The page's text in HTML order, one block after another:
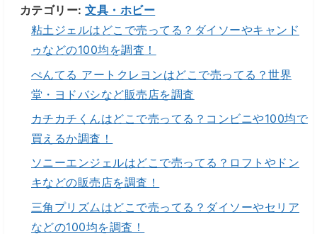
カテゴリー:文具・ホビー
粘土ジェルはどこで売ってる？ダイソーやキャンド
ゥなどの100均を調査！
ぺんてる アートクレヨンはどこで売ってる？世界
堂・ヨドバシなど販売店を調査
カチカチくんはどこで売ってる？コンビニや100均で
買えるか調査！
ソニーエンジェルはどこで売ってる？ロフトやドン
キなどの販売店を調査！
三角プリズムはどこで売ってる？ダイソーやセリア
などの100均を調査！